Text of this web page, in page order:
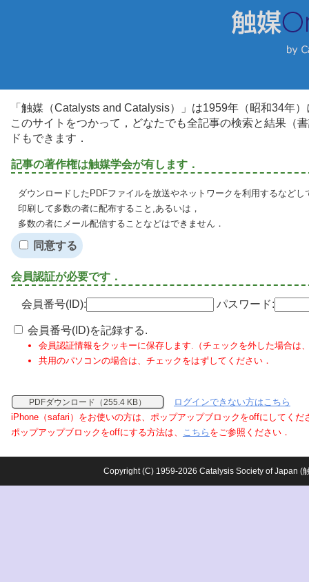
「触媒（Catalysts and Catalysis）」は1959年（昭和34年
このサイトをつかって，どなたでも全記事の検索と結果（
ドもできます．
記事の著作権は触媒学会が有します．
ダウンロードしたPDFファイルを放送やネットワークを利用するなど
印刷して多数の者に配布すること,あるいは，
多数の者にメール配信することなどはできません．
同意する
会員認証が必要です．
会員番号(ID): パスワード:
会員番号(ID)を記録する.
会員認証情報をクッキーに保存します.（チェックを外した場合は
共用のパソコンの場合は、チェックをはずしてください．
PDFダウンロード（255.4 KB）
ログインできない方はこちら
iPhone（safari）をお使いの方は、ポップアップブロックをoffにしてくだ
ポップアップブロックをoffにする方法は、 こちら をご参照ください．
Copyright (C) 1959-2026 Catalysis Society of Japan (